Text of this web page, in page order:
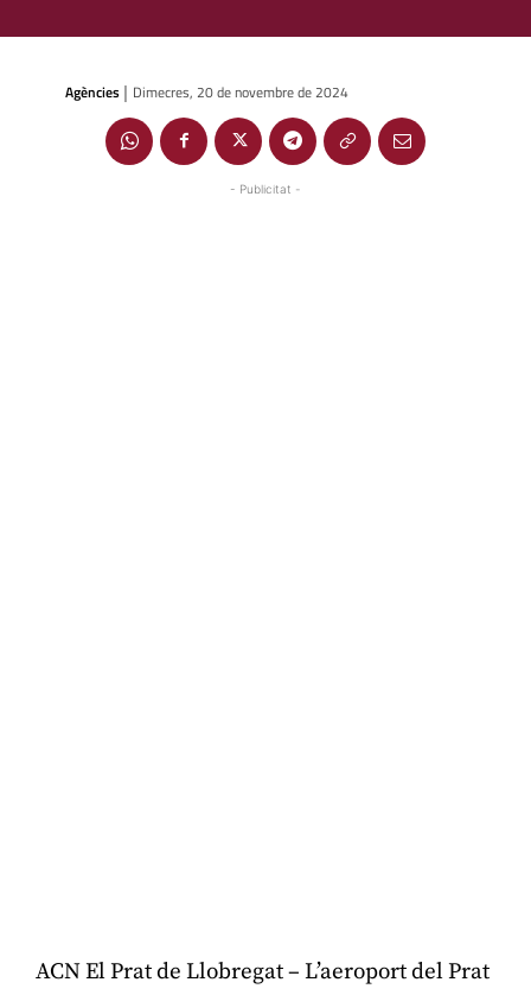
Agències | Dimecres, 20 de novembre de 2024
- Publicitat -
ACN El Prat de Llobregat – L’aeroport del Prat